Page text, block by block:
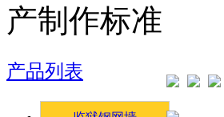
产制作标准
产品列表